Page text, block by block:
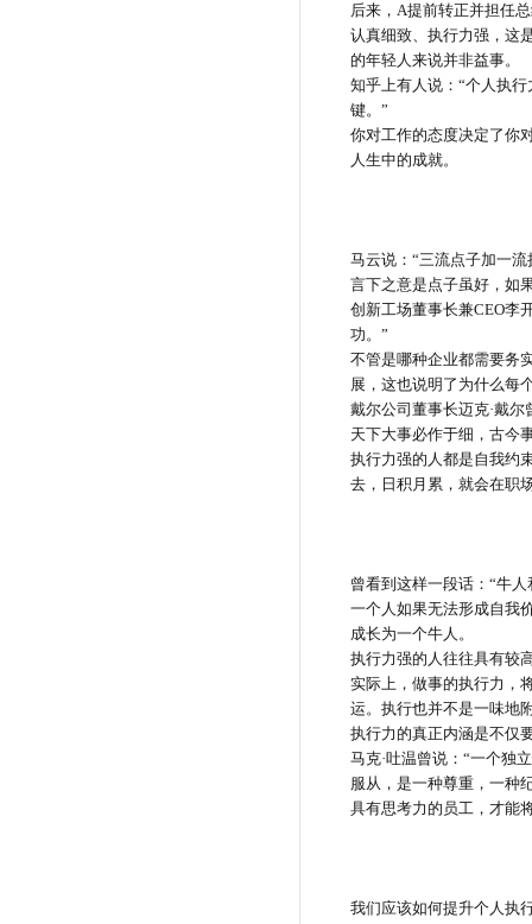
后来， A提前转正并担任
认真细致、执行力强，这
的年轻人来说并非益事。
知乎上有人说： “个人执
键。”
你对工作的态度决定了你
人生中的成就。
马云说： “三流点子加一
言下之意是点子虽好，如
创新工场董事长兼CEO李
功。”
不管是哪种企业都需要务
展，这也说明了为什么每
戴尔公司董事长迈克·戴尔
天下大事必作于细，古今
执行力强的人都是自我约
去，日积月累，就会在职
曾看到这样一段话： “牛人
一个人如果无法形成自我
成长为一个牛人。
执行力强的人往往具有较
实际上，做事的执行力，
运。执行也并不是一味地
执行力的真正内涵是不仅
马克·吐温曾说：“一个独
服从，是一种尊重，一种
具有思考力的员工，才能
我们应该如何提升个人执